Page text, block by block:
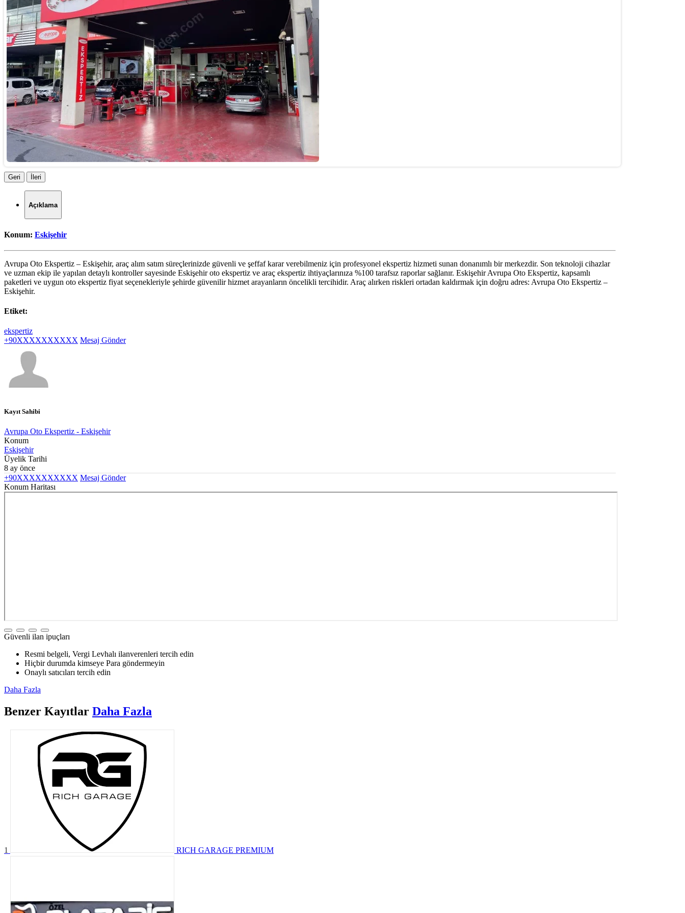
Geri İleri
Açıklama
Konum: Eskişehir
Avrupa Oto Ekspertiz – Eskişehir, araç alım satım süreçlerinizde güvenli ve şeffaf karar verebilmeniz için profesyonel ekspertiz hizmeti sunan donanımlı bir merkezdir. Son teknoloji cihazlar
ve uzman ekip ile yapılan detaylı kontroller sayesinde Eskişehir oto ekspertiz ve araç ekspertiz ihtiyaçlarınıza %100 tarafsız raporlar sağlanır. Eskişehir Avrupa Oto Ekspertiz, kapsamlı
paketleri ve uygun oto ekspertiz fiyat seçenekleriyle şehirde güvenilir hizmet arayanların öncelikli tercihidir. Araç alırken riskleri ortadan kaldırmak için doğru adres: Avrupa Oto Ekspertiz –
Eskişehir.
Etiket:
ekspertiz
+90XXXXXXXXXX Mesaj Gönder
Kayıt Sahibi
Avrupa Oto Ekspertiz - Eskişehir
Konum
Eskişehir
Üyelik Tarihi
8 ay önce
+90XXXXXXXXXX Mesaj Gönder
Konum Haritası
Güvenli ilan ipuçları
Resmi belgeli, Vergi Levhalı ilanverenleri tercih edin
Hiçbir durumda kimseye Para göndermeyin
Onaylı satıcıları tercih edin
Daha Fazla
Benzer Kayıtlar Daha Fazla
1 RICH GARAGE PREMIUM